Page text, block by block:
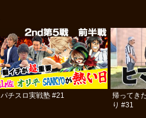
パチスロ実戦塾 #21
帰ってき
り #31